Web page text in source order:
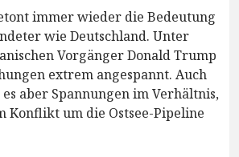
immer wieder die Bedeutung
wie Deutschland. Unter
Vorgänger Donald Trump
extrem angespannt. Auch
aber Spannungen im Verhältnis,
Konflikt um die Ostsee-Pipeline